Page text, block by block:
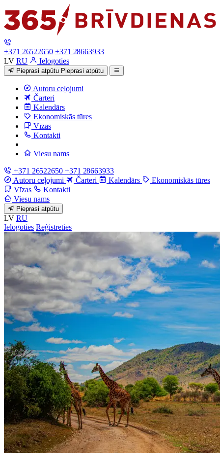
+371 26522650 +371 28663933
LV RU Ielogoties
Pieprasi atpūtu Pieprasi atpūtu
Autoru ceļojumi
Čarteri
Kalendārs
Ekonomiskās tūres
Vīzas
Kontakti
Viesu nams
+371 26522650 +371 28663933
Autoru ceļojumi
Čarteri Kalendārs
Ekonomiskās tūres
Vīzas
Kontakti
Viesu nams
Pieprasi atpūtu
LV RU
Ielogoties Reģistrēties